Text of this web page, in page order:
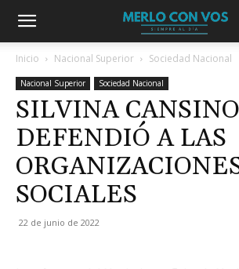
Inicio Nacional Superior Sociedad Nacional
Nacional Superior Sociedad Nacional
SILVINA CANSINO
DEFENDIÓ A LAS
SOCIALES
22 de junio de 2022